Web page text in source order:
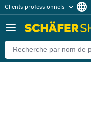
Clients professionnels
Clients particuliers
Retour